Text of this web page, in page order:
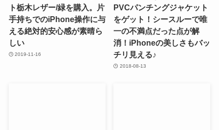
ト栃木レザー/緑を購入。片
手持ちでのiPhone操作に与
える絶対的安心感が素晴ら
しい
2019-11-16
PVCパンチングジャケット
をゲット！シースルーで唯
一の不満点だった点が解
消！iPhoneの美しさもバッ
チリ見える♪
2018-08-13